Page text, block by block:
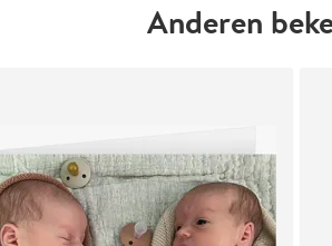
Anderen